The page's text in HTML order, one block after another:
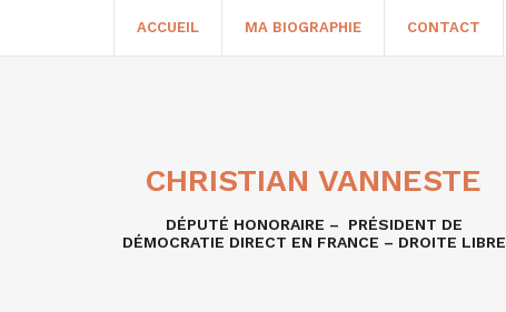
ACCUEIL MA BIOGRAPHIE CONTACT
CHRISTIAN VANNESTE
DÉPUTÉ HONORAIRE – PRÉSIDENT DE
DÉMOCRATIE DIRECT EN FRANCE – DROITE LIBRE